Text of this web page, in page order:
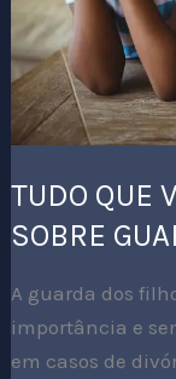
TUDO QUE
SOBRE
A guarda dos
importância e
em casos de
DOS
FILHOS